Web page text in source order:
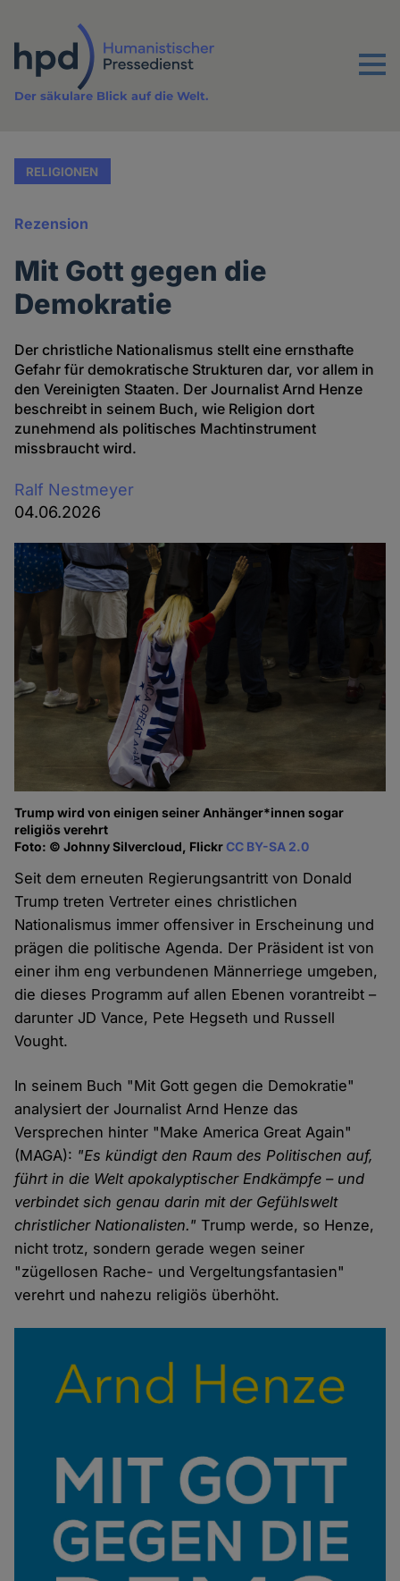
Inhalt
Menu
Der säkulare Blick auf die Welt.
RELIGIONEN
Rezension
Mit Gott gegen die
Demokratie
Der christliche Nationalismus stellt eine ernsthafte
Gefahr für demokratische Strukturen dar, vor allem in
den Vereinigten Staaten. Der Journalist Arnd Henze
beschreibt in seinem Buch, wie Religion dort
zunehmend als politisches Machtinstrument
missbraucht wird.
Ralf Nestmeyer
04.06.2026
Trump wird von einigen seiner Anhänger*innen sogar
religiös verehrt
Foto: © Johnny Silvercloud, FlickrCC BY-SA 2.0
Seit dem erneuten Regierungsantritt von Donald
Trump treten Vertreter eines christlichen
Nationalismus immer offensiver in Erscheinung und
prägen die politische Agenda. Der Präsident ist von
einer ihm eng verbundenen Männerriege umgeben,
die dieses Programm auf allen Ebenen vorantreibt –
darunter JD Vance, Pete Hegseth und Russell
Vought.
In seinem Buch "Mit Gott gegen die Demokratie"
analysiert der Journalist Arnd Henze das
Versprechen hinter "Make America Great Again"
(MAGA): "Es kündigt den Raum des Politischen auf,
führt in die Welt apokalyptischer Endkämpfe – und
verbindet sich genau darin mit der Gefühlswelt
christlicher Nationalisten." Trump werde, so Henze,
nicht trotz, sondern gerade wegen seiner
"zügellosen Rache- und Vergeltungsfantasien"
verehrt und nahezu religiös überhöht.